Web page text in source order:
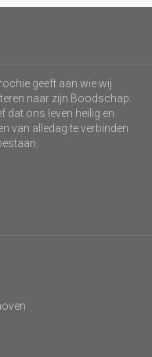
geeft aan wie wij
naar zijn Boodschap.
dat ons leven heilig en
van alledag te verbinden